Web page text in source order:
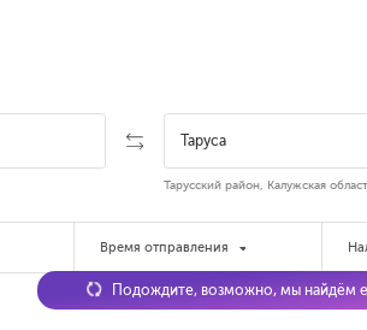
Тарусский район, Калужская
Время отправления
Подождите, возможно, мы найдём